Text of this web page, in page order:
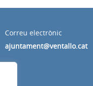
Correu electrònic
ajuntament@ventallo.cat